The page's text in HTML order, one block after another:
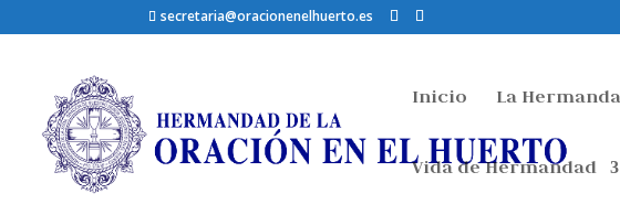
secretaria@oracionenelhuerto.es
Inicio La
Vida de Hermandad